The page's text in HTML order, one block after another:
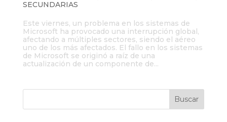
SECUNDARIAS
Este viernes, un problema en los sistemas de
Microsoft ha provocado una interrupción global,
afectando a múltiples sectores, siendo el aéreo
uno de los más afectados. El fallo en los sistemas
de Microsoft se originó a raíz de una
actualización de un componente de...